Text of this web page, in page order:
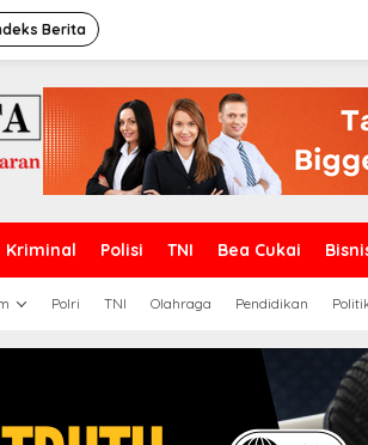
Berita
Kriminal Polisi TNI Bea Cukai
Polri TNI Olahraga Pendidikan